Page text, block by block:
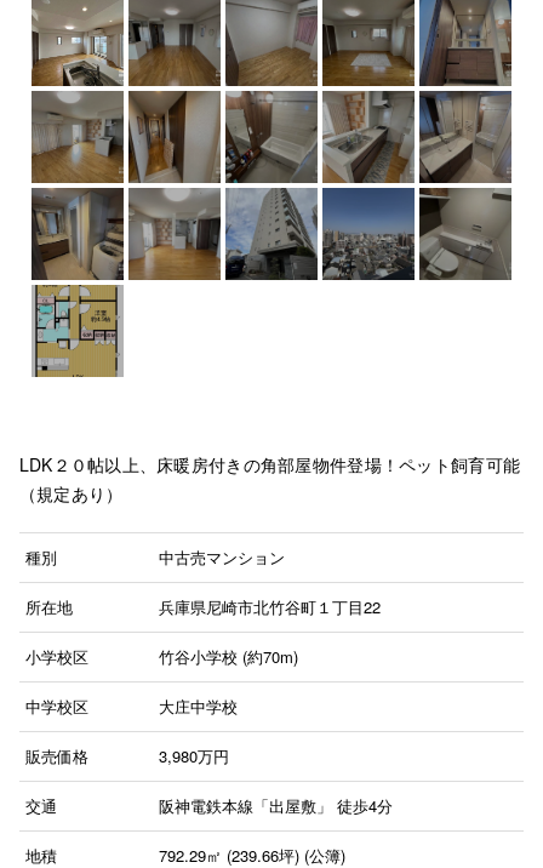
LDK２０帖以上、床暖房付きの角部屋物件登場！ペット飼育可能
（規定あり）
種別 中古売マンション
所在地 兵庫県尼崎市北竹谷町１丁目22
小学校区 竹谷小学校 (約70m)
中学校区 大庄中学校
販売価格 3,980万円
交通 阪神電鉄本線「出屋敷」 徒歩4分
地積 792.29㎡ (239.66坪) (公簿)